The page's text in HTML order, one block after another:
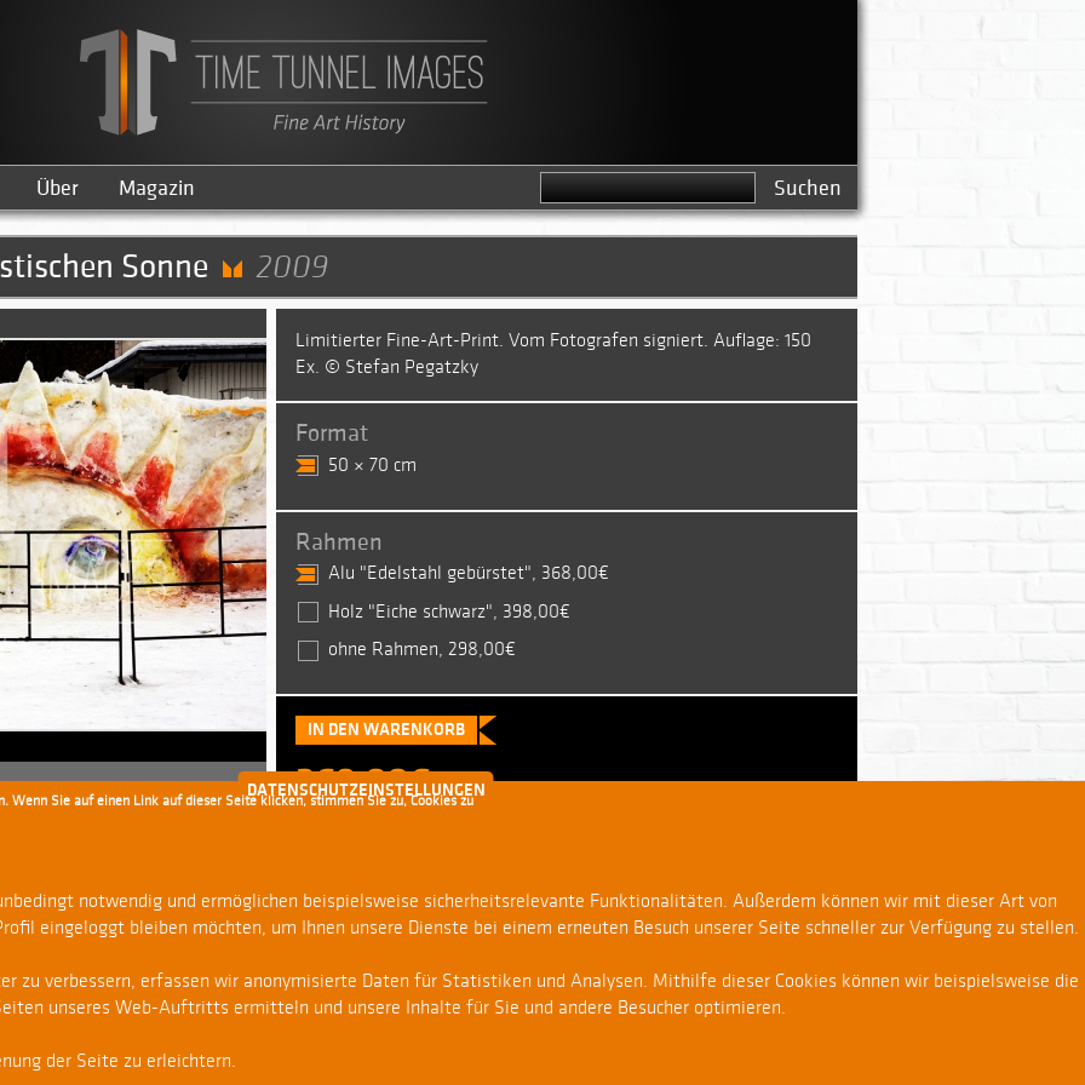
Über Magazin
Search this
Sonne 2009
Limitierter Fine-Art-Print. Vom Fotografen signiert. Auflage: 150
Ex. © Stefan Pegatzky
Format
50 × 70 cm
Rahmen
Alu "Edelstahl gebürstet", 368,00€
Holz "Eiche schwarz", 398,00€
ohne Rahmen, 298,00€
368,00€ inkl. MwST., zzgl.
Kaufen Sie eine Fine-Art-History-Edition und sparen
Sie fast 20 %!
Bildedition zusammen: eine Auswahl von 5 Motiven in einer
bestimmten Reihenfolge, von der wir glauben, dass sie sehr gut als
Begleitmappe
, das durch ein
DATENSCHUTZEINSTELLUNGEN
Wenn Sie auf einen Link auf dieser Seite klicken, stimmen Sie zu, Cookies zu
notwendig und ermöglichen beispielsweise sicherheitsrelevante Funktionalitäten. Außerdem können wir mit dieser Art von
eingeloggt bleiben möchten, um Ihnen unsere Dienste bei einem erneuten Besuch unserer Seite schneller zur Verfügung zu stellen.
zu verbessern, erfassen wir anonymisierte Daten für Statistiken und Analysen. Mithilfe dieser Cookies können wir beispielsweise die
unseres Web-Auftritts ermitteln und unsere Inhalte für Sie und andere Besucher optimieren.
der Seite zu erleichtern.